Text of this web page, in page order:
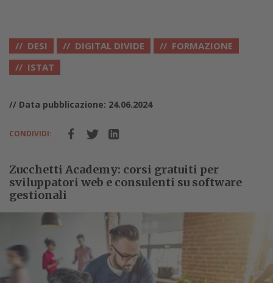
DESI DIGITAL DIVIDE
FORMAZIONE
ISTAT
// Data pubblicazione: 24.06.2024
CONDIVIDI:
Zucchetti Academy: corsi gratuiti per
sviluppatori web e consulenti su software
gestionali